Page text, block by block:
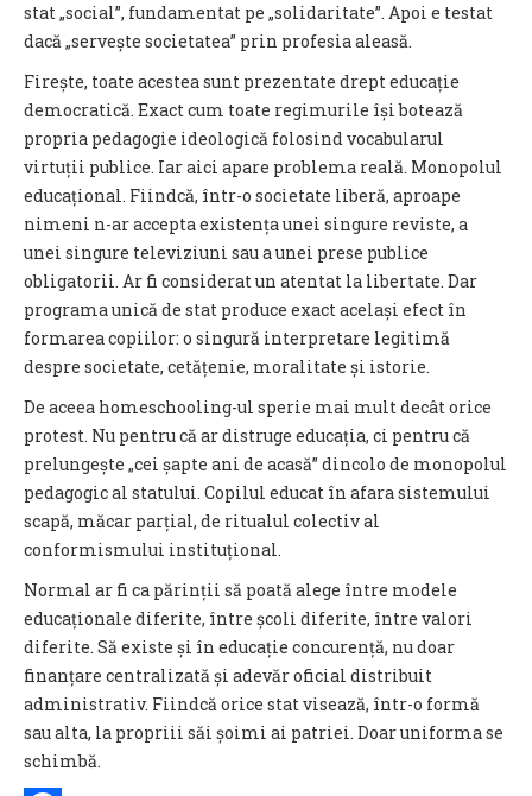
stat „social”, fundamentat pe „solidaritate”. Apoi e testat
dacă „servește societatea” prin profesia aleasă.
Firește, toate acestea sunt prezentate drept educație
democratică. Exact cum toate regimurile își botează
propria pedagogie ideologică folosind vocabularul
virtuții publice. Iar aici apare problema reală. Monopolul
educațional. Fiindcă, într-o societate liberă, aproape
nimeni n-ar accepta existența unei singure reviste, a
unei singure televiziuni sau a unei prese publice
obligatorii. Ar fi considerat un atentat la libertate. Dar
programa unică de stat produce exact același efect în
formarea copiilor: o singură interpretare legitimă
despre societate, cetățenie, moralitate și istorie.
De aceea homeschooling-ul sperie mai mult decât orice
protest. Nu pentru că ar distruge educația, ci pentru că
prelungește „cei șapte ani de acasă” dincolo de monopolul
pedagogic al statului. Copilul educat în afara sistemului
scapă, măcar parțial, de ritualul colectiv al
conformismului instituțional.
Normal ar fi ca părinții să poată alege între modele
educaționale diferite, între școli diferite, între valori
diferite. Să existe și în educație concurență, nu doar
finanțare centralizată și adevăr oficial distribuit
administrativ. Fiindcă orice stat visează, într-o formă
sau alta, la propriii săi șoimi ai patriei. Doar uniforma se
schimbă.